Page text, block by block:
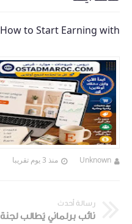
How to Start Earning with الربح من موقع اتسي etsyالعالمي
Unknown منذ 3 يوم تقريبا
رسالة أحدث